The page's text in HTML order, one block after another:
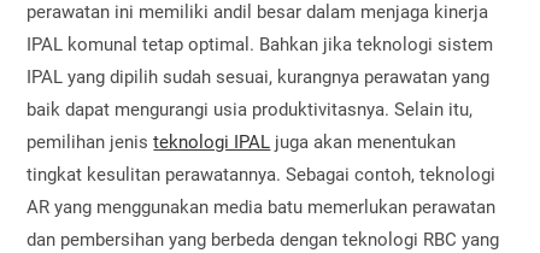
perawatan ini memiliki andil besar dalam menjaga kinerja
IPAL komunal tetap optimal. Bahkan jika teknologi sistem
IPAL yang dipilih sudah sesuai, kurangnya perawatan yang
baik dapat mengurangi usia produktivitasnya. Selain itu,
pemilihan jenisteknologi IPAL juga akan menentukan
tingkat kesulitan perawatannya. Sebagai contoh, teknologi
AR yang menggunakan media batu memerlukan perawatan
dan pembersihan yang berbeda dengan teknologi RBC yang